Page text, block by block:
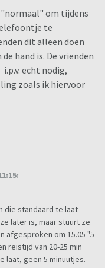
"normaal" om tijdens
te
dit alleen doen
hand is. De vrienden
echt nodig,
zoals ik hiervoor
die standaard te laat
later is, maar stuurt ze
afgesproken om 15.05 "5
reistijd van 20-25 min
laat, geen 5 minuutjes.